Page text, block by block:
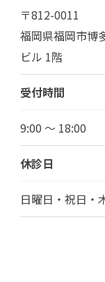
〒812-0011
福岡県福岡市博
ビル 1階
受付時間
9:00 ～ 18:00
休診日
日曜日・祝日・